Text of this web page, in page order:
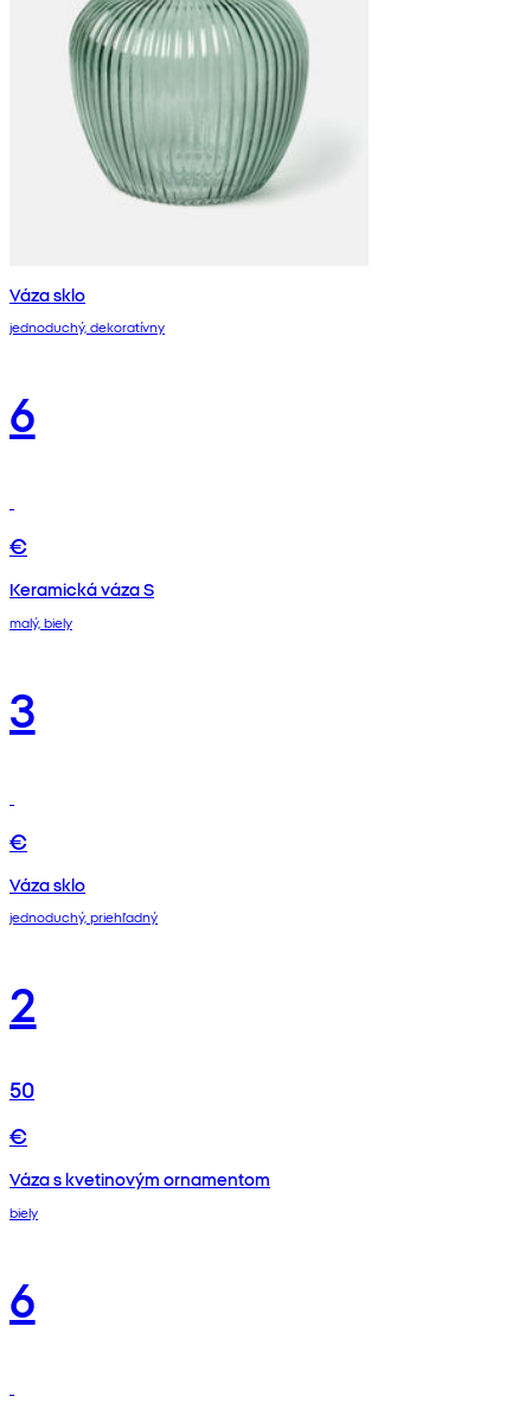
Váza sklo
jednoduchý, dekoratívny
6
€
Keramická váza S
malý, biely
3
€
Váza sklo
jednoduchý, priehľadný
2
50
€
Váza s kvetinovým ornamentom
biely
6